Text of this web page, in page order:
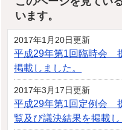
います。
2017年1月20日更新
平成29年第1回臨時会
掲載しました。
2017年3月17日更新
平成29年第1回定例会
覧及び議決結果を掲載し